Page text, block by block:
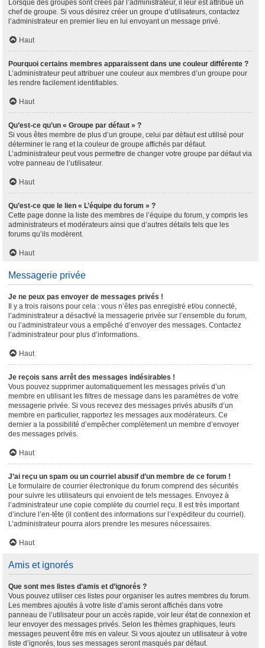
Lorsque des groupes sont créés par l’administrateur, il leur est attribué un
chef de groupe. Si vous désirez créer un groupe d’utilisateurs, contactez
l’administrateur en premier lieu en lui envoyant un message privé.
Haut
Pourquoi certains membres apparaissent dans une couleur différente ?
L’administrateur peut attribuer une couleur aux membres d’un groupe pour
les rendre facilement identifiables.
Haut
Qu’est-ce qu’un « Groupe par défaut » ?
Si vous êtes membre de plus d’un groupe, celui par défaut est utilisé pour
déterminer le rang et la couleur de groupe affichés par défaut.
L’administrateur peut vous permettre de changer votre groupe par défaut via
votre panneau de l’utilisateur.
Haut
Qu’est-ce que le lien « L’équipe du forum » ?
Cette page donne la liste des membres de l’équipe du forum, y compris les
administrateurs et modérateurs ainsi que d’autres détails tels que les
forums qu’ils modèrent.
Haut
Messagerie privée
Je ne peux pas envoyer de messages privés !
Il y a trois raisons pour cela : vous n’êtes pas enregistré et/ou connecté,
l’administrateur a désactivé la messagerie privée sur l’ensemble du forum,
ou l’administrateur vous a empêché d’envoyer des messages. Contactez
l’administrateur pour plus d’informations.
Haut
Je reçois sans arrêt des messages indésirables !
Vous pouvez supprimer automatiquement les messages privés d’un
membre en utilisant les filtres de message dans les paramètres de votre
messagerie privée. Si vous recevez des messages privés abusifs d’un
membre en particulier, rapportez les messages aux modérateurs. Ce
dernier a la possibilité d’empêcher complètement un membre d’envoyer
des messages privés.
Haut
J’ai reçu un spam ou un courriel abusif d’un membre de ce forum !
Le formulaire de courrier électronique du forum comprend des sécurités
pour suivre les utilisateurs qui envoient de tels messages. Envoyez à
l’administrateur une copie complète du courriel reçu. Il est très important
d’inclure l’en-tête (il contient des informations sur l’expéditeur du courriel).
L’administrateur pourra alors prendre les mesures nécessaires.
Haut
Amis et ignorés
Que sont mes listes d’amis et d’ignorés ?
Vous pouvez utiliser ces listes pour organiser les autres membres du forum.
Les membres ajoutés à votre liste d’amis seront affichés dans votre
panneau de l’utilisateur pour un accès rapide, voir leur état de connexion et
leur envoyer des messages privés. Selon les thèmes graphiques, leurs
messages peuvent être mis en valeur. Si vous ajoutez un utilisateur à votre
liste d’ignorés, tous ses messages seront masqués par défaut.